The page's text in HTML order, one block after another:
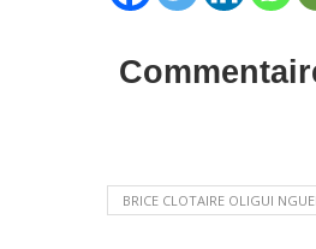
BRICE CLOTAIRE OLIGUI